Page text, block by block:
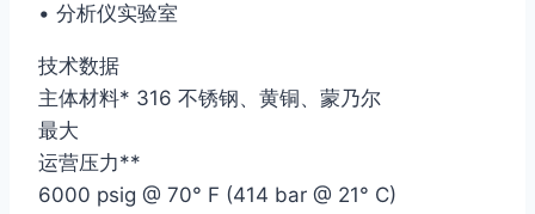
• 分析仪实验室
技术数据
主体材料* 316 不锈钢、黄铜、蒙乃尔
最大
运营压力**
6000 psig @ 70° F (414 bar @ 21° C)